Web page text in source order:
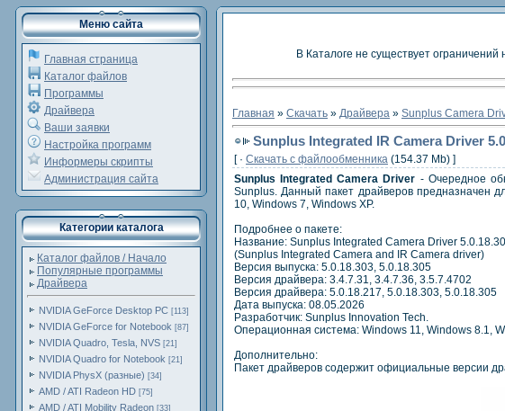
Меню сайта
Главная страница
Каталог файлов
Программы
Драйвера
Ваши заявки
Настройка программ
Информеры скрипты
Администрация сайта
Категории каталога
Каталог файлов / Начало
Популярные программы
Драйвера
NVIDIA GeForce Desktop PC [113]
NVIDIA GeForce for Notebook [87]
NVIDIA Quadro, Tesla, NVS [21]
NVIDIA Quadro for Notebook [21]
NVIDIA PhysX (разные) [34]
AMD / ATI Radeon HD [75]
AMD / ATI Mobility Radeon [33]
В Каталоге не существует
Главная » Скачать » Драйвера » Sunplus Camera
Sunplus Integrated IR Camera Driver
[ · Скачать c файлообменника (154.37 Mb) ]
Sunplus Integrated Camera Driver - Очередное
Sunplus. Данный пакет драйверов предназначен
10, Windows 7, Windows XP.
Подробнее о пакете:
Название: Sunplus Integrated Camera Driver
(Sunplus Integrated Camera and IR Camera driver)
Версия выпуска: 5.0.18.303, 5.0.18.305
Версия драйвера: 3.4.7.31, 3.4.7.36, 3.5.7.4702
Версия драйвера: 5.0.18.217, 5.0.18.303, 5.0.18.305
Дата выпуска: 08.05.2026
Разработчик: Sunplus Innovation Tech.
Операционная система: Windows 11, Windows 8.1,
Дополнительно:
Пакет драйверов содержит официальные версии